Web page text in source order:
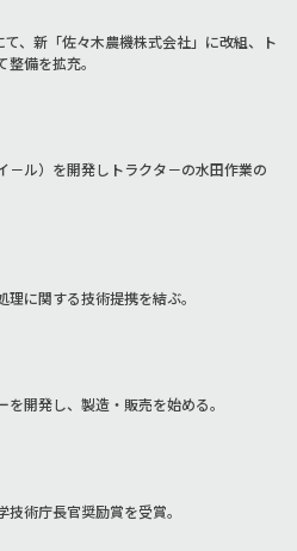
、新「佐々木農機株式会社」に改組、ト
備を拡充。
－ル）を開発しトラクタ－の水田作業の
に関する技術提携を結ぶ。
開発し、製造・販売を始める。
術庁長官奨励賞を受賞。